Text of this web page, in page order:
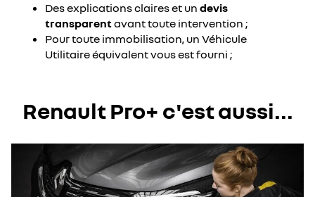
Des explications claires et un devis
transparentavant toute intervention ;
Pour toute immobilisation, un Véhicule
Utilitaire équivalent vous est fourni ;
Renault Pro+ c'est aussi...